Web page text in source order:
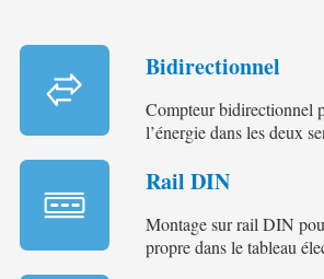
Bidirectionnel
Compteur bidirectionnel
l’énergie dans les deux
Rail DIN
Montage sur rail DIN
propre dans le tableau